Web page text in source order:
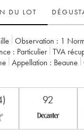
DU LOT
Observation : 1
: particulier TVA
Appellation : Beaune
92